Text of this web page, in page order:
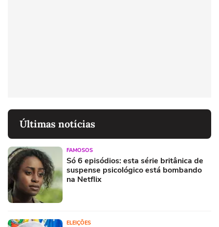
Últimas notícias
FAMOSOS
Só 6 episódios: esta série britânica de
suspense psicológico está bombando
na Netflix
ELEIÇÕES